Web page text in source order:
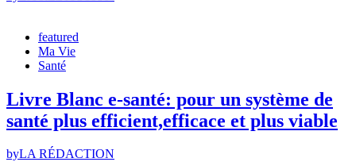
featured
Ma Vie
Santé
Livre Blanc e-santé: pour un système de
santé plus efficient,efficace et plus viable
byLA RÉDACTION